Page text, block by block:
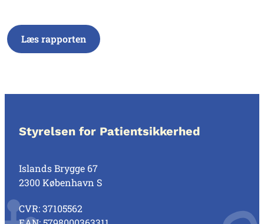
Læs rapporten
Styrelsen for Patientsikkerhed
Islands Brygge 67
2300 København S
CVR: 37105562